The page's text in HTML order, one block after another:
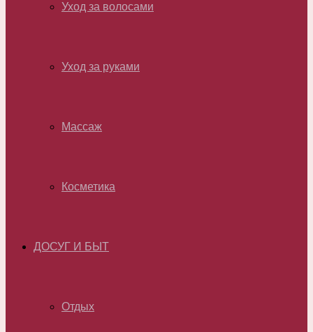
Уход за волосами
Уход за руками
Массаж
Косметика
ДОСУГ И БЫТ
Отдых